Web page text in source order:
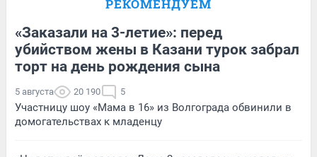
РЕКОМЕНДУЕМ
«Заказали на 3-летие»: перед
убийством жены в Казани турок забрал
торт на день рождения сына
5 августа 20 190 5
Участницу шоу «Мама в 16» из Волгограда обвинили в
домогательствах к младенцу